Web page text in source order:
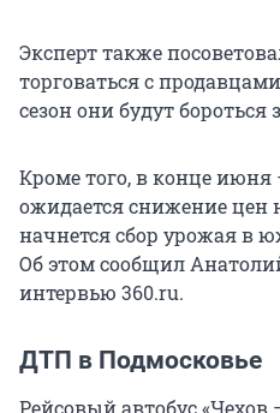
Эксперт также
торговаться с
сезон они будут бороться
Кроме того, в конце
ожидается снижение цен
начнется сбор урожая в
Об этом сообщил
интервью 360.ru.
ДТП в Подмосковье
Рейсовый автобус «Чехов